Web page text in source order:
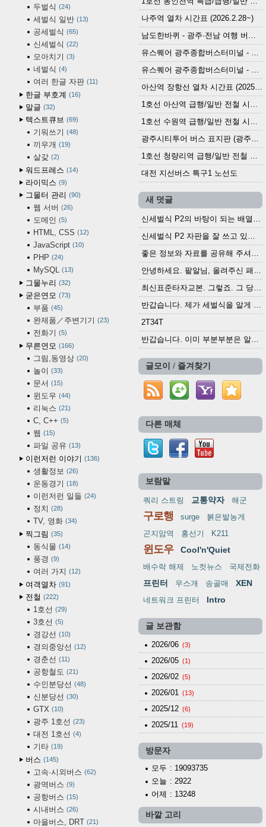
두벌식 24
세벌식 일반 13
공세벌식 65
신세벌식 22
모아치기 3
네벌식 4
여러 한글 자판 11
한글 부호계 16
말글 32
텍스트큐브 69
기워쓰기 48
끼우개 19
살갗 2
워드프레스 14
라이믹스 9
그물터 관리 90
웹 서버 26
도메인 5
HTML, CSS 12
JavaScript 10
PHP 24
MySQL 13
그물누리 32
굳은연모 73
부품 45
완제품／주변기기 23
전화기 5
무른연모 166
그림,동영상 20
놀이 33
문서 15
윈도우 44
리눅스 21
C, C++ 5
웹 15
파일 공유 13
이런저런 이야기 136
생활정보 26
운동경기 18
이런저런 일들 24
정치 28
TV, 영화 34
찍그림 35
동식물 14
풍경 9
여러 가지 12
여객열차 91
전철 222
1호선 29
3호선 5
경강선 10
경의중앙선 12
경춘선 11
공항철도 21
수인분당선 48
신분당선 30
GTX 10
광주 1호선 23
대전 1호선 4
기타 19
버스 145
고속·시외버스 62
광역버스 9
공항버스 15
시내버스 26
마을버스, DRT 21
나주역 열차 시간표 (2026.2.28~)
아산역 장항선 열차 시간표 (2025.12.30 기준) (무궁화호, ITX-마음, 새마을호, 서해금빛열차)
대전 지선버스 특구1 노선도
새 덧글
최신표준타자교본. 그렇죠. 그 당시에 최신 표준...
2T34T
반갑습니다. 이미 부분부분은 알려진 정보들이...
글모이 / 즐겨찾기
다른 매체
보람말
쿼리 스트링 교통약자 해군
구로행 surge
붉은발농게
곤지암역
홍선기 K211
윈도우 Cool'n'Quiet
배수락 해제 노컷뉴스 국제전화
프린터 우스개 송골매 XEN
네트워크 프린터 Intro
글 보관함
2026/06 (3)
2026/05 (1)
2026/02 (5)
2026/01 (13)
2025/12 (6)
2025/11 (19)
방문자
모두 : 19093735
오늘 : 2922
어제 : 13248
바깥 고리